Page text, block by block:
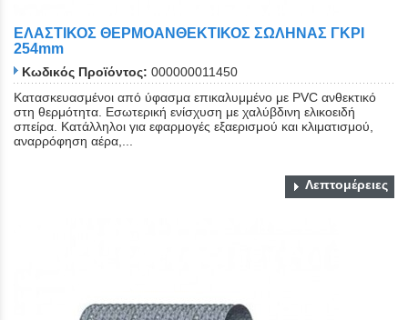
ΕΛΑΣΤΙΚΟΣ ΘΕΡΜΟΑΝΘΕΚΤΙΚΟΣ ΣΩΛΗΝΑΣ ΓΚΡΙ
254mm
Κωδικός Προϊόντος: 000000011450
Κατασκευασμένοι από ύφασμα επικαλυμμένο με PVC ανθεκτικό
στη θερμότητα. Εσωτερική ενίσχυση με χαλύβδινη ελικοειδή
σπείρα. Κατάλληλοι για εφαρμογές εξαερισμού και κλιματισμού,
αναρρόφηση αέρα,...
Λεπτομέρειες